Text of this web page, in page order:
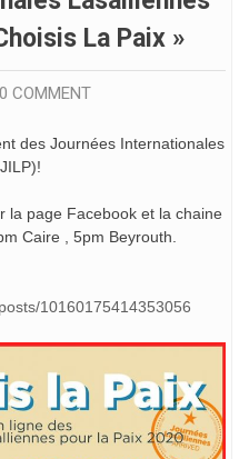
La Paix »
0 COMMENT
des Journées Internationales
la page Facebook et la chaine
Caire , 5pm Beyrouth.
10160175414353056